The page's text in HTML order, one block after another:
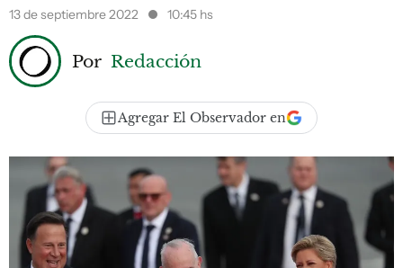
13 de septiembre 2022
10:45 hs
Por Redacción
Agregar El Observador en